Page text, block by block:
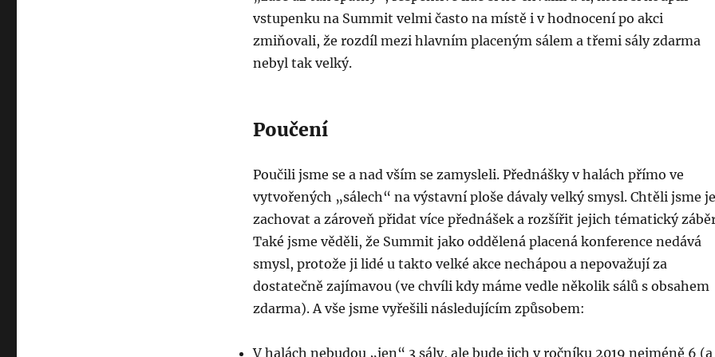
vstupenku na Summit velmi často na místě i v hodnocení po akci
zmiňovali, že rozdíl mezi hlavním placeným sálem a třemi sály zdarma
nebyl tak velký.
Poučení
Poučili jsme se a nad vším se zamysleli. Přednášky v halách přímo ve
vytvořených „sálech“ na výstavní ploše dávaly velký smysl. Chtěli jsme je
zachovat a zároveň přidat více přednášek a rozšířit jejich tématický
Také jsme věděli, že Summit jako oddělená placená konference nedává
smysl, protože ji lidé u takto velké akce nechápou a nepovažují za
dostatečně zajímavou (ve chvíli kdy máme vedle několik sálů s obsahem
zdarma). A vše jsme vyřešili následujícím způsobem:
V halách nebudou „jen“ 3 sály, ale bude jich v ročníku 2019 nejméně 6 (a